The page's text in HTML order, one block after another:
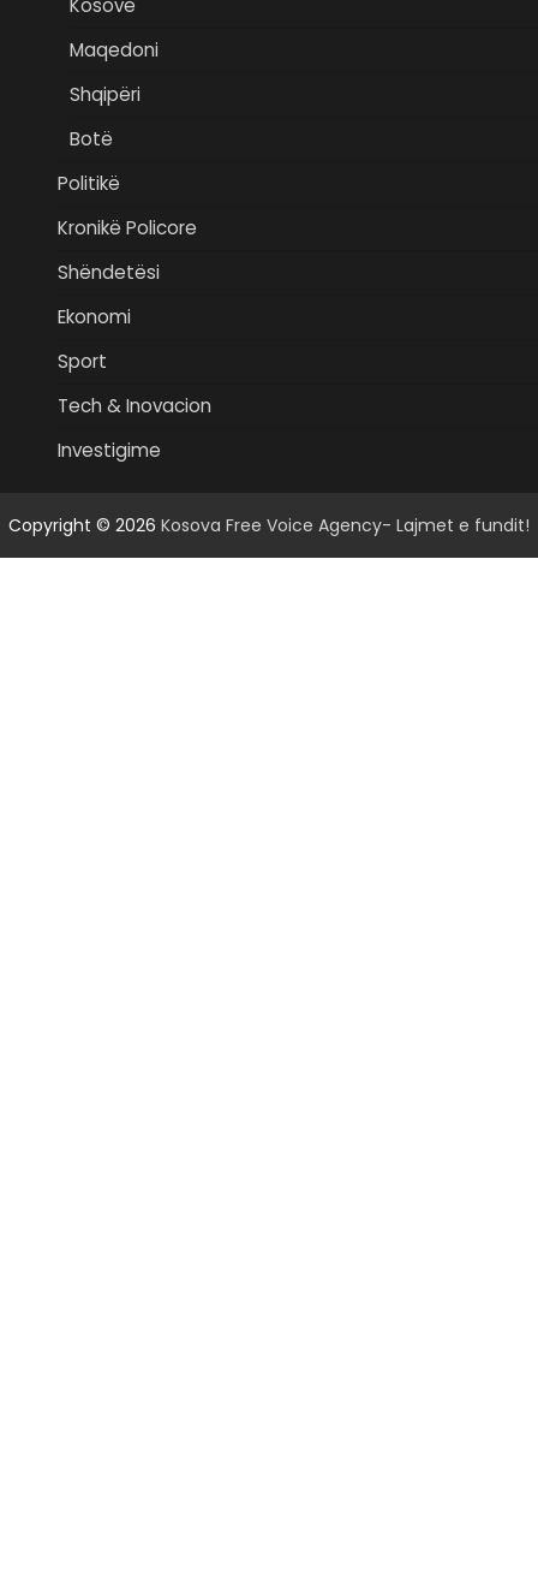
Kosovë
Maqedoni
Shqipëri
Botë
Politikë
Kronikë Policore
Shëndetësi
Ekonomi
Sport
Tech & Inovacion
Investigime